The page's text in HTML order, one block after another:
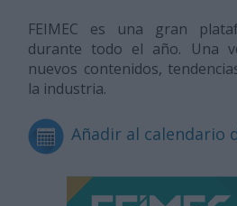
FEIMEC es una gran
durante todo el año. Una
nuevos contenidos,
la industria.
Añadir al calendario